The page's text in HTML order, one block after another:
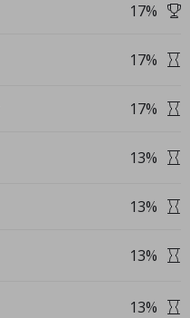
17%
17%
17%
13%
13%
13%
13%